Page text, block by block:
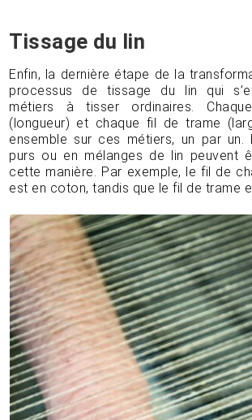
Tissage du lin
Enfin, la dernière étape de la
processus de tissage du lin qui
métiers à tisser ordinaires.
(longueur) et chaque fil de trame
ensemble sur ces métiers, un par un.
purs ou en mélanges de lin peuvent
cette manière. Par exemple, le fil de
est en coton, tandis que le fil de trame